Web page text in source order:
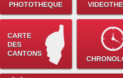
PHOTOTHEQUE
CARTE
DES
CANTONS